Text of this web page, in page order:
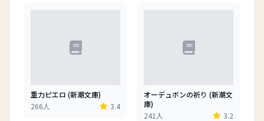
重力ピエロ (新潮文庫)
266人
3.4
オーデュボンの祈り (新潮文
庫)
241人
3.2